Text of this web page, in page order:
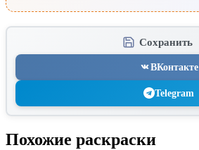
Сохранить
ВКонтакте
Telegram
Похожие раскраски